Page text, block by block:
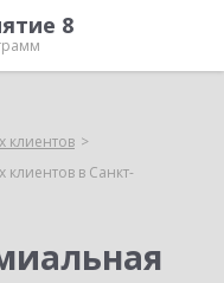
8
клиентов
в Санкт-